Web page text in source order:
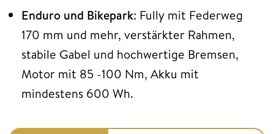
Enduro und Bikepark: Fully mit Federweg
170 mm und mehr, verstärkter Rahmen,
stabile Gabel und hochwertige Bremsen,
Motor mit 85 -100 Nm, Akku mit
mindestens 600 Wh.